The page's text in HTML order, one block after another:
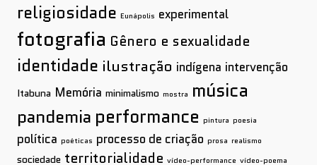
religiosidade Eunápolis experimental
fotografia Gênero e sexualidade
identidade ilustração indígena intervenção
Itabuna Memória minimalismo mostra música
pandemia performance pintura poesia
política poéticas processo de criação prosa realismo
sociedade territorialidade vídeo-performance vídeo-poema